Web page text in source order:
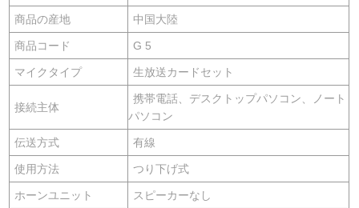
商品の産地 中国大陸
商品コード G 5
マイクタイプ 生放送カードセット
接続主体
携帯電話、デスクトップパソコン、ノート
パソコン
伝送方式 有線
使用方法 つり下げ式
ホーンユニット スピーカーなし